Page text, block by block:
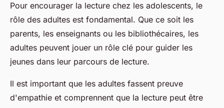
Pour encourager la lecture chez les adolescents, le
rôle des adultes est fondamental. Que ce soit les
parents, les enseignants ou les bibliothécaires, les
adultes peuvent jouer un rôle clé pour guider les
jeunes dans leur parcours de lecture.
Il est important que les adultes fassent preuve
d'empathie et comprennent que la lecture peut être